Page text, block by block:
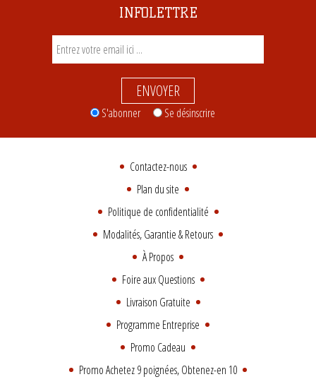
INFOLETTRE
ENVOYER
S'abonner Se désinscrire
Contactez-nous
Plan du site
Politique de confidentialité
Modalités, Garantie & Retours
À Propos
Foire aux Questions
Livraison Gratuite
Programme Entreprise
Promo Cadeau
Promo Achetez 9 poignées, Obtenez-en 10